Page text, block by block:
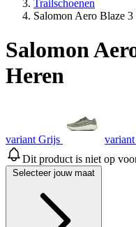
Trailschoenen
Salomon Aero Blaze
Salomon
Heren
variant Grijs
Dit product is niet op
Selecteer jouw maat